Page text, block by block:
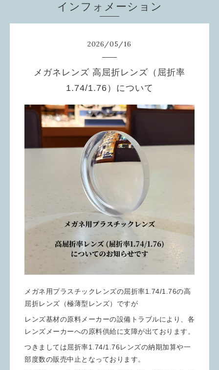
インフォメーション
2026 /05 /16
メガネレンズ 高屈折レンズ（屈折率
1.74/1.76）について
メガネ用プラスチックレンズの屈折率1.74/1.76の高
屈折レンズ（極薄型レンズ）ですが
レンズ基材の原料メーカーの設備トラブルにより、各
レンズメーカーへの原料供給に支障が出ております。
つきましては屈折率1.74/1.76レンズの納期加算や一
部度数の販売中止となっております。